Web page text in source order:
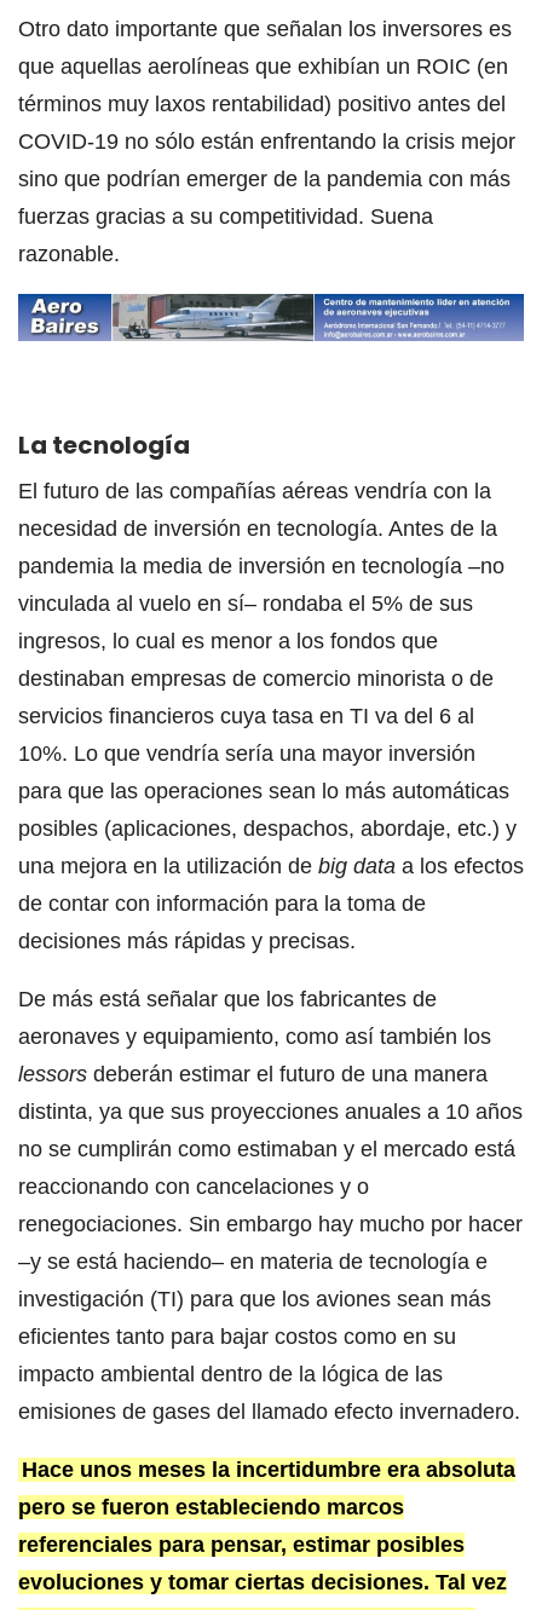
Otro dato importante que señalan los inversores es
que aquellas aerolíneas que exhibían un ROIC (en
términos muy laxos rentabilidad) positivo antes del
COVID-19 no sólo están enfrentando la crisis mejor
sino que podrían emerger de la pandemia con más
fuerzas gracias a su competitividad. Suena
razonable.
La tecnología
El futuro de las compañías aéreas vendría con la
necesidad de inversión en tecnología. Antes de la
pandemia la media de inversión en tecnología –no
vinculada al vuelo en sí– rondaba el 5% de sus
ingresos, lo cual es menor a los fondos que
destinaban empresas de comercio minorista o de
servicios financieros cuya tasa en TI va del 6 al
10%. Lo que vendría sería una mayor inversión
para que las operaciones sean lo más automáticas
posibles (aplicaciones, despachos, abordaje, etc.) y
una mejora en la utilización de big data a los efectos
de contar con información para la toma de
decisiones más rápidas y precisas.
De más está señalar que los fabricantes de
aeronaves y equipamiento, como así también los
lessors deberán estimar el futuro de una manera
distinta, ya que sus proyecciones anuales a 10 años
no se cumplirán como estimaban y el mercado está
reaccionando con cancelaciones y o
renegociaciones. Sin embargo hay mucho por hacer
–y se está haciendo– en materia de tecnología e
investigación (TI) para que los aviones sean más
eficientes tanto para bajar costos como en su
impacto ambiental dentro de la lógica de las
emisiones de gases del llamado efecto invernadero.
Hace unos meses la incertidumbre era absoluta
pero se fueron estableciendo marcos
referenciales para pensar, estimar posibles
evoluciones y tomar ciertas decisiones. Tal vez